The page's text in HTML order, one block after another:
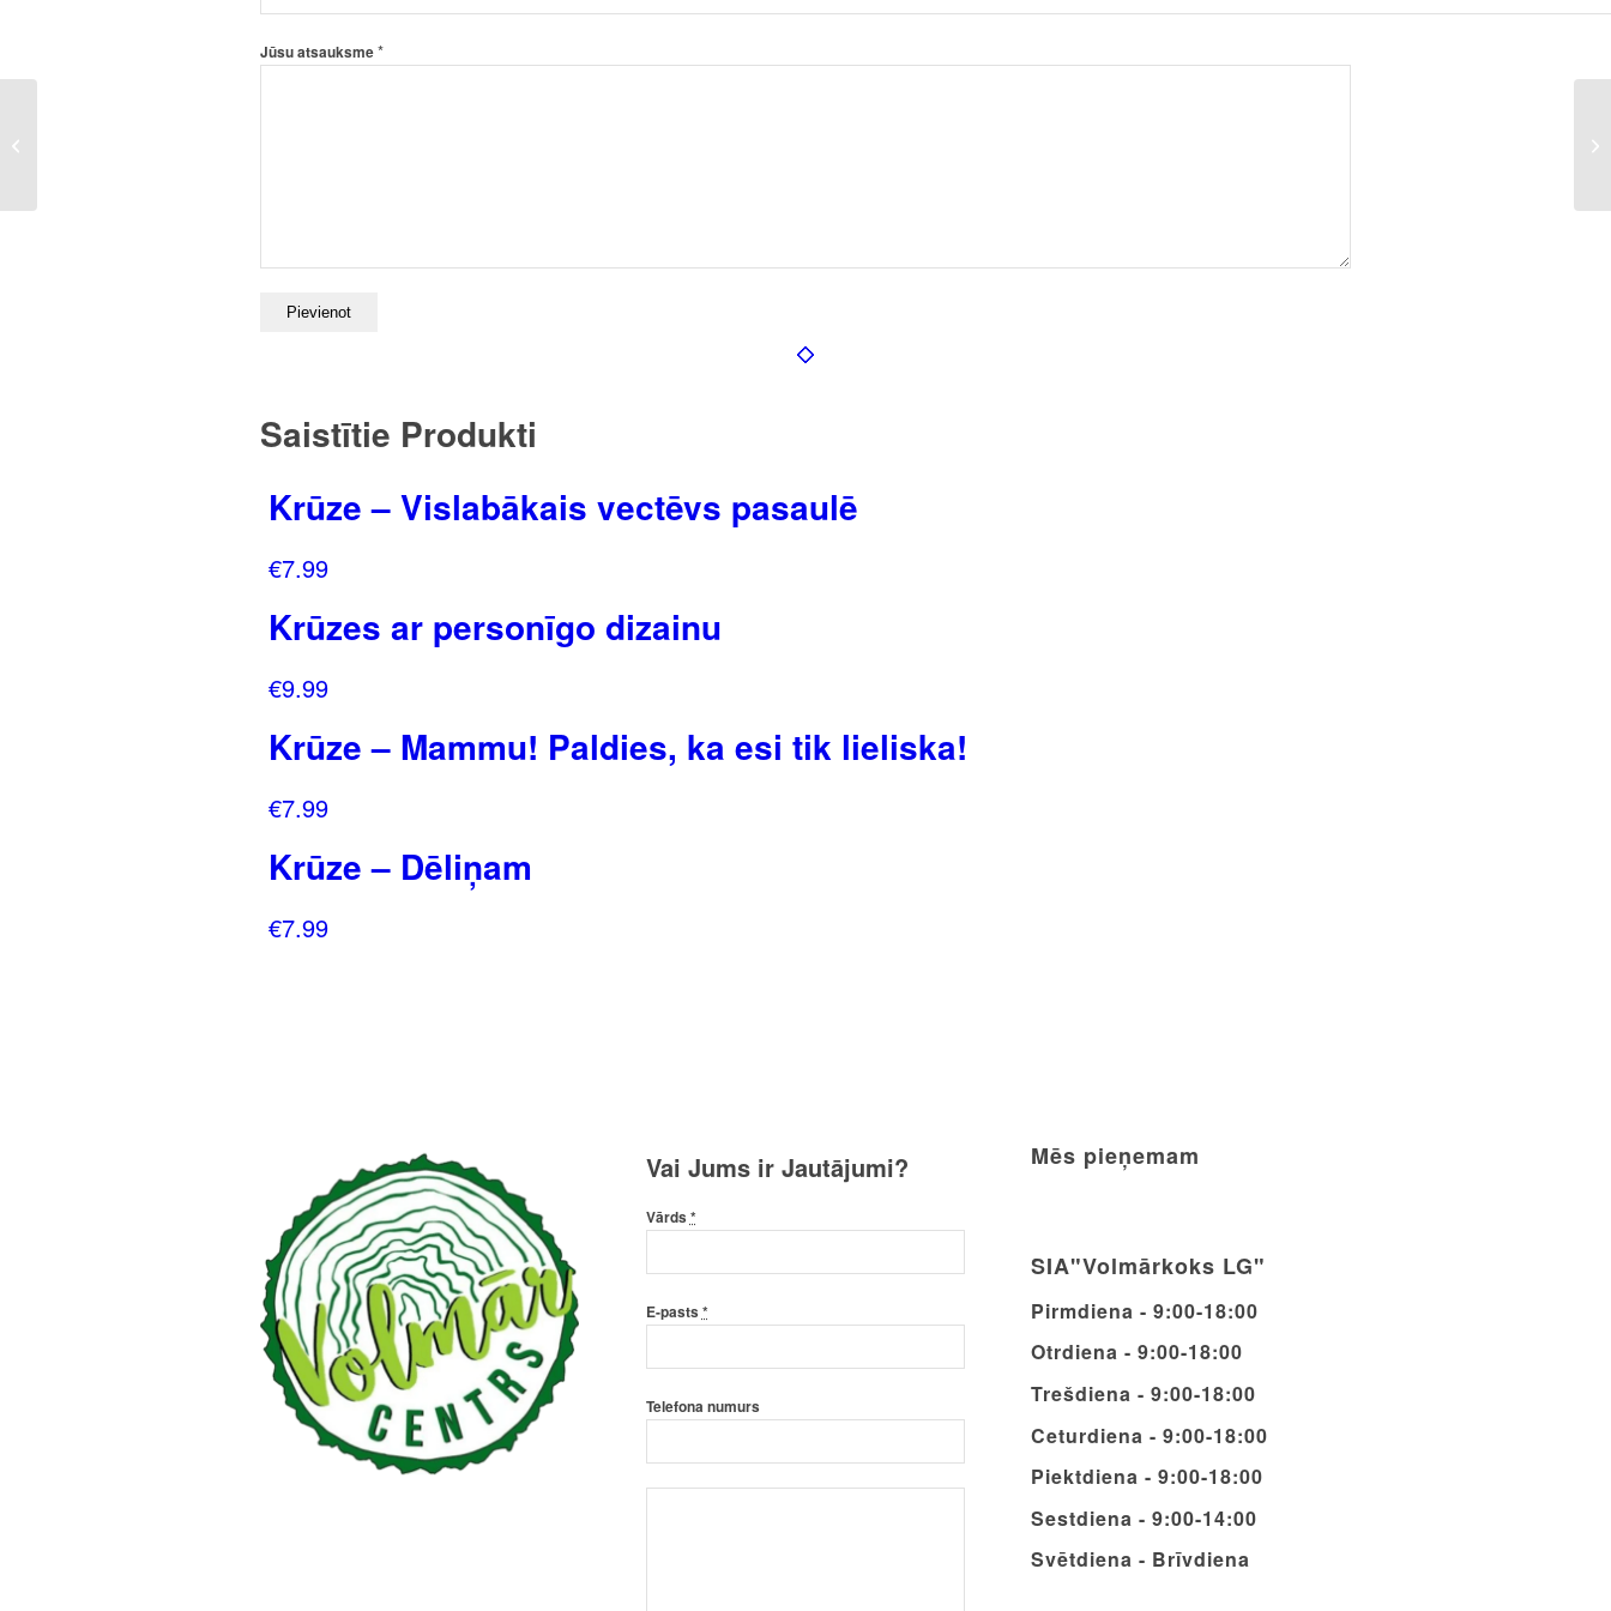
Jūsu atsauksme*
Saistītie Produkti
Krūze – Vislabākais vectēvs pasaulē
€7.99
Krūzes ar personīgo dizainu
€9.99
Krūze – Mammu! Paldies, ka esi tik lieliska!
€7.99
Krūze – Dēliņam
€7.99
Vai Jums ir Jautājumi?
Vārds *
E-pasts *
Telefona numurs
Mēs pieņemam
SIA"Volmārkoks LG"
Pirmdiena - 9:00-18:00
Otrdiena - 9:00-18:00
Trešdiena - 9:00-18:00
Ceturdiena - 9:00-18:00
Piektdiena - 9:00-18:00
Sestdiena - 9:00-14:00
Svētdiena - Brīvdiena